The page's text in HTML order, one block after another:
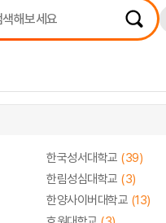
한국성서대학교 (39)
한림성심대학교 (3)
한양사이버대학교 (13)